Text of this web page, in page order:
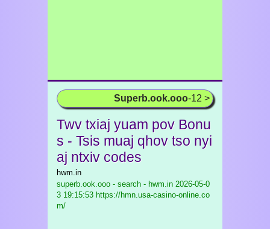
Superb.ook.ooo-12 >
Twv txiaj yuam pov Bonu
s - Tsis muaj qhov tso nyi
aj ntxiv codes
hwm.in
superb.ook.ooo - search - hwm.in 2026-05-0
3 19:15:53 https://hmn.usa-casino-online.co
m/